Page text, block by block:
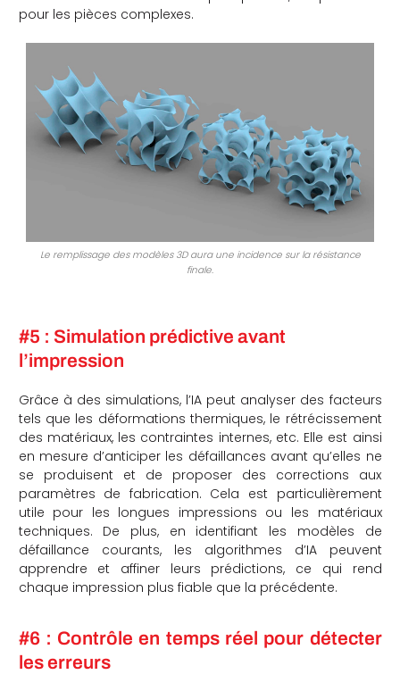
pour les pièces complexes.
Le remplissage des modèles 3D aura une incidence sur la résistance
finale.
#5 : Simulation prédictive avant
l’impression
Grâce à des simulations, l’IA peut analyser des facteurs
tels que les déformations thermiques, le rétrécissement
des matériaux, les contraintes internes, etc. Elle est ainsi
en mesure d’anticiper les défaillances avant qu’elles ne
se produisent et de proposer des corrections aux
paramètres de fabrication. Cela est particulièrement
utile pour les longues impressions ou les matériaux
techniques. De plus, en identifiant les modèles de
défaillance courants, les algorithmes d’IA peuvent
apprendre et affiner leurs prédictions, ce qui rend
chaque impression plus fiable que la précédente.
#6 : Contrôle en temps réel pour détecter
les erreurs